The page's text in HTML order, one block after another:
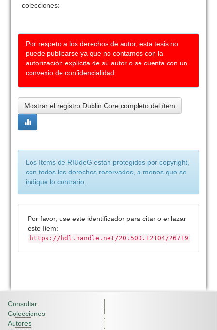
colecciones:
Por respeto a los derechos de autor, esta tesis no
puede publicarse ya que no contamos con la
autorización explícita de su autor o se cuenta con un
convenio de confidencialidad
Mostrar el registro Dublin Core completo del ítem
Los ítems de RIUdeG están protegidos por copyright,
con todos los derechos reservados, a menos que se
indique lo contrario.
Por favor, use este identificador para citar o enlazar
este ítem:
https://hdl.handle.net/20.500.12104/26719
Consultar
Colecciones
Autores